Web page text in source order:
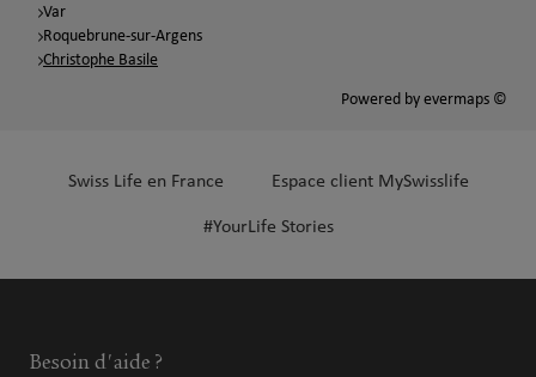
Var
Roquebrune-sur-Argens
Christophe Basile
Powered by evermaps ©
Swiss Life en France Espace client MySwisslife
#YourLife Stories
Besoin d'aide ?